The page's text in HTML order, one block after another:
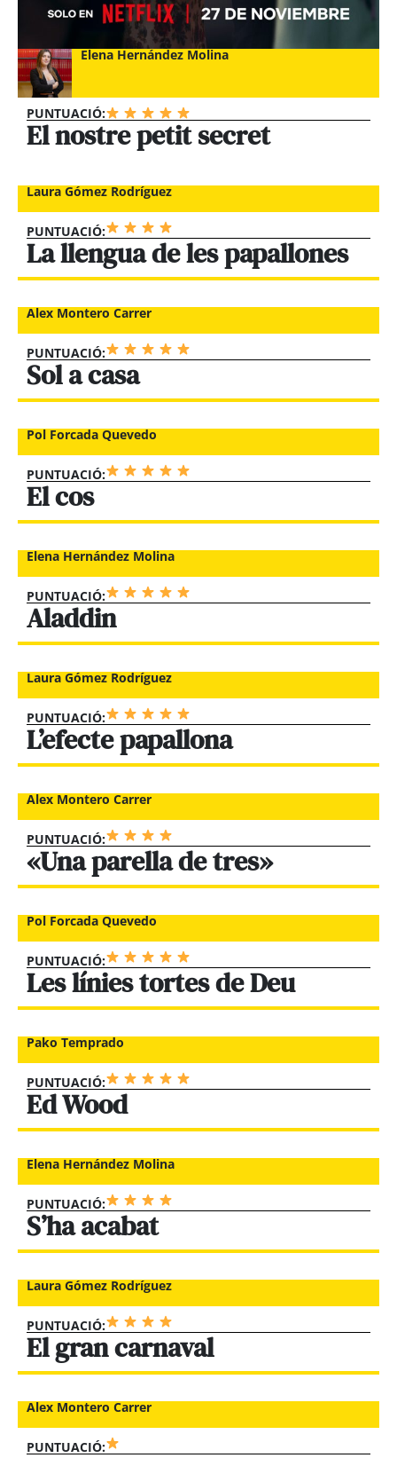
Elena Hernández Molina
PUNTUACIÓ:
El nostre petit secret
Laura Gómez Rodríguez
PUNTUACIÓ:
La llengua de les papallones
Alex Montero Carrer
PUNTUACIÓ:
Sol a casa
Pol Forcada Quevedo
PUNTUACIÓ:
El cos
Elena Hernández Molina
PUNTUACIÓ:
Aladdin
Laura Gómez Rodríguez
PUNTUACIÓ:
L’efecte papallona
Alex Montero Carrer
PUNTUACIÓ:
«Una parella de tres»
Pol Forcada Quevedo
PUNTUACIÓ:
Les línies tortes de Deu
Pako Temprado
PUNTUACIÓ:
Ed Wood
Elena Hernández Molina
PUNTUACIÓ:
S’ha acabat
Laura Gómez Rodríguez
PUNTUACIÓ:
El gran carnaval
Alex Montero Carrer
PUNTUACIÓ: